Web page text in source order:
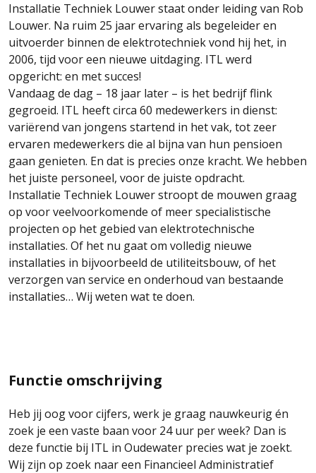
Installatie Techniek Louwer staat onder leiding van Rob
Louwer. Na ruim 25 jaar ervaring als begeleider en
uitvoerder binnen de elektrotechniek vond hij het, in
2006, tijd voor een nieuwe uitdaging. ITL werd
opgericht: en met succes!
Vandaag de dag – 18 jaar later – is het bedrijf flink
gegroeid. ITL heeft circa 60 medewerkers in dienst:
variërend van jongens startend in het vak, tot zeer
ervaren medewerkers die al bijna van hun pensioen
gaan genieten. En dat is precies onze kracht. We hebben
het juiste personeel, voor de juiste opdracht.
Installatie Techniek Louwer stroopt de mouwen graag
op voor veelvoorkomende of meer specialistische
projecten op het gebied van elektrotechnische
installaties. Of het nu gaat om volledig nieuwe
installaties in bijvoorbeeld de utiliteitsbouw, of het
verzorgen van service en onderhoud van bestaande
installaties… Wij weten wat te doen.
Functie omschrijving
Heb jij oog voor cijfers, werk je graag nauwkeurig én
zoek je een vaste baan voor 24 uur per week? Dan is
deze functie bij ITL in Oudewater precies wat je zoekt.
Wij zijn op zoek naar een Financieel Administratief